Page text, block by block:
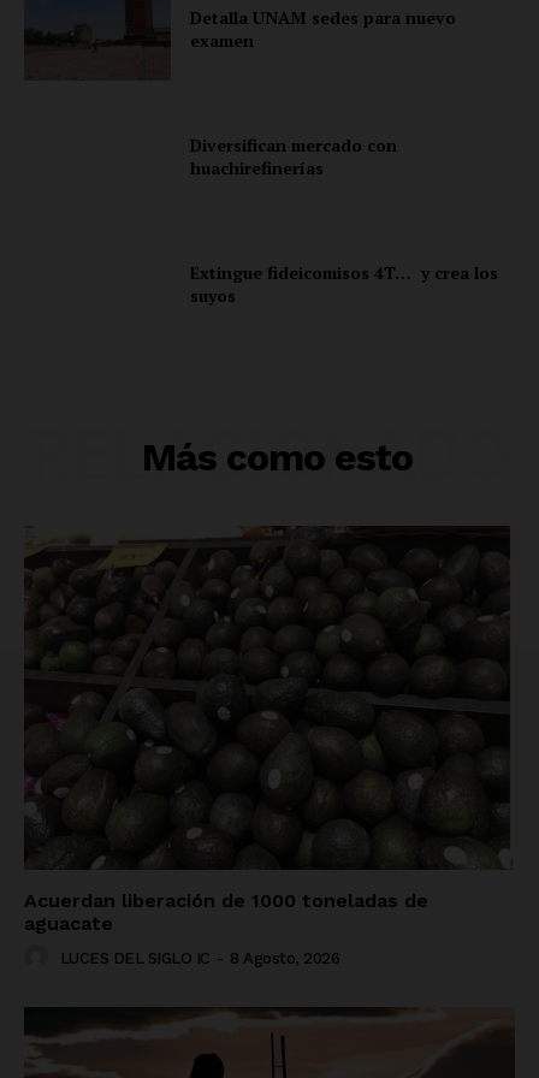
Detalla UNAM sedes para nuevo
examen
Diversifican mercado con
huachirefinerías
Extingue fideicomisos 4T… y crea los
suyos
Más como esto
RELACIONADO
Acuerdan liberación de 1000 toneladas de
aguacate
LUCES DEL SIGLO IC - 8 Agosto, 2026